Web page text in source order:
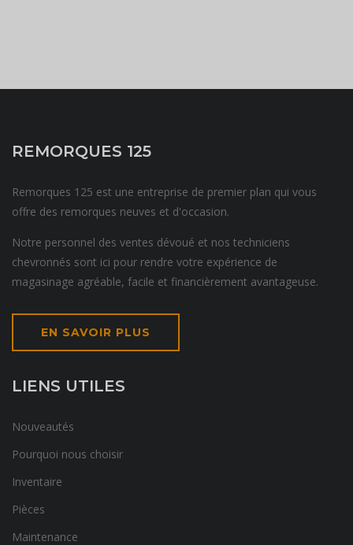
REMORQUES 125
Remorques 125 est une entreprise de premier plan qui vous
offre des remorques neuves et d'occasion.
Notre personnel des ventes dévoué et nos techniciens
chevronnés sont ici pour rendre votre expérience de
magasinage agréable, facile et financièrement avantageuse.
EN SAVOIR PLUS
LIENS UTILES
Nouveautés
Pourquoi nous choisir
Inventaire
Pièces
Maintenance